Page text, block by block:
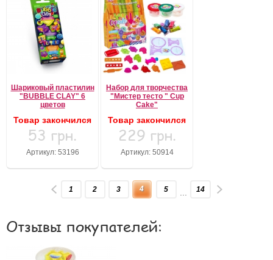
Шариковый пластилин
"BUBBLE CLAY" 6
цветов
Товар закончился
53 грн.
Артикул: 53196
Набор для творчества
"Мистер тесто " Cup
Cake"
Товар закончился
229 грн.
Артикул: 50914
1 2 3 4 5 14
Отзывы покупателей: